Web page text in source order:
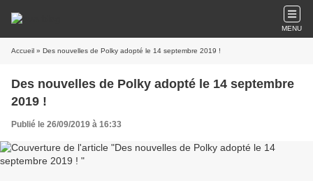
MENU
Accueil » Des nouvelles de Polky adopté le 14 septembre 2019 !
Des nouvelles de Polky adopté le 14 septembre
2019 !
Publié le 26/09/2019 à 16:33